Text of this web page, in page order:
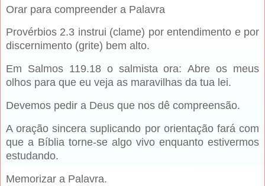
Orar para compreender a Palavra
Provérbios 2.3 instrui (clame) por entendimento e por
discernimento (grite) bem alto.
Em Salmos 119.18 o salmista ora: Abre os meus
olhos para que eu veja as maravilhas da tua lei.
Devemos pedir a Deus que nos dê compreensão.
A oração sincera suplicando por orientação fará com
que a Bíblia torne-se algo vivo enquanto estivermos
estudando.
Memorizar a Palavra.